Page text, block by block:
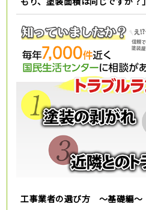
工事業者の選び方 ～基礎編～